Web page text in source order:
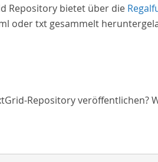
Repository bietet über die
oder txt gesammelt
Repository veröffentlichen?